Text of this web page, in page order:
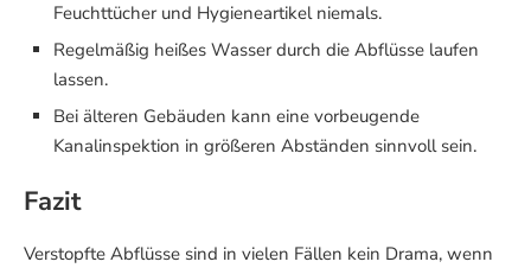
Feuchttücher und Hygieneartikel niemals.
Regelmäßig heißes Wasser durch die Abflüsse laufen
lassen.
Bei älteren Gebäuden kann eine vorbeugende
Kanalinspektion in größeren Abständen sinnvoll sein.
Fazit
Verstopfte Abflüsse sind in vielen Fällen kein Drama, wenn